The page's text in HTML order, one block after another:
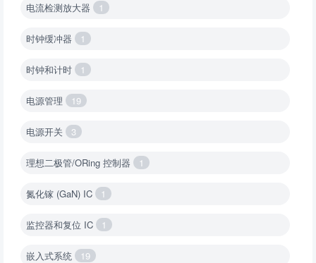
电流检测放大器 1
时钟缓冲器 1
时钟和计时 1
电源管理 19
电源开关 3
理想二极管/ORing 控制器 1
氮化镓 (GaN) IC 1
监控器和复位 IC 1
嵌入式系统 19